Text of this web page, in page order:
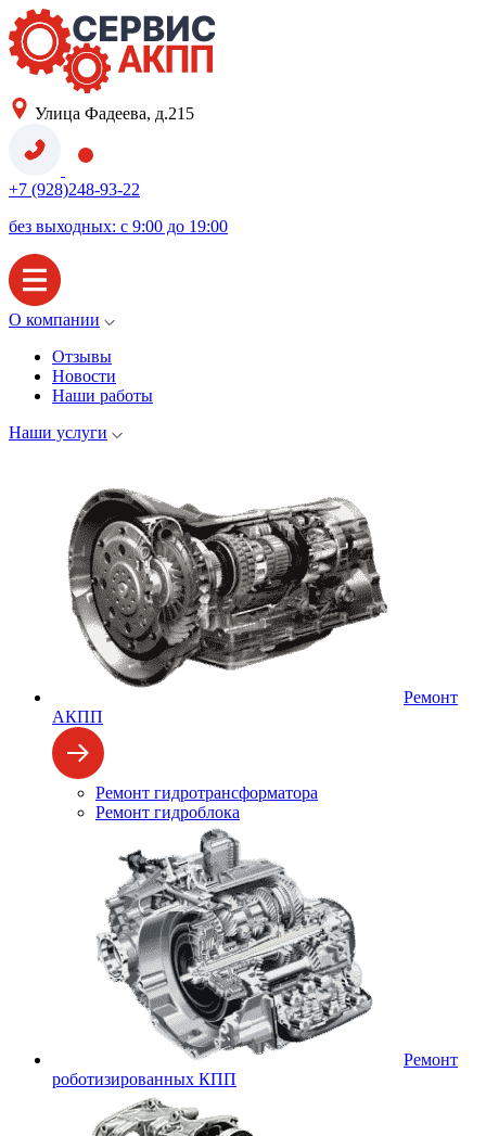
Улица Фадеева, д.215
+7 (928)248-93-22
без выходных: с 9:00 до 19:00
О компании
Отзывы
Новости
Наши работы
Наши услуги
Ремонт
АКПП
Ремонт гидротрансформатора
Ремонт гидроблока
Ремонт
роботизированных КПП